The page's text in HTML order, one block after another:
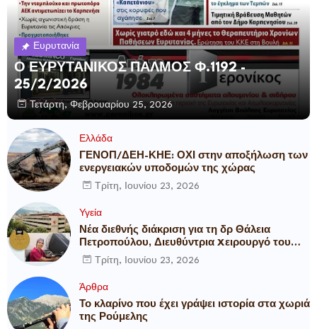
Ευρυτανία
Ο ΕΥΡΥΤΑΝΙΚΟΣ ΠΑΛΜΟΣ Φ.1192 -
25/2/2026
Τετάρτη, Φεβρουαρίου 25, 2026
Ελλάδα
ΓΕΝΟΠ/ΔΕΗ-ΚΗΕ: ΟΧΙ στην αποξήλωση των
ενεργειακών υποδομών της χώρας
Τρίτη, Ιουνίου 23, 2026
Υγεία
Νέα διεθνής διάκριση για τη δρ Θάλεια
Πετροπούλου, Διευθύντρια Xειρουργό του
Metropolitan General
Τρίτη, Ιουνίου 23, 2026
Άρθρα
Το κλαρίνο που έχει γράψει ιστορία στα χωριά
της Ρούμελης